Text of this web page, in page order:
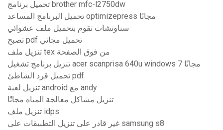
تحميل برنامج brother mfc-l2750dw
تحميل البرنامج المساعد optimizepress مجانًا
سناوتشات تقوم بتحميل ملف عشوائي
تصبح pdf تحميل مجاني
تنزيل ملف tex من فوق الصفحة
تنزيل برنامج تشغيل acer scanprisa 640u windows 7 مجانًا
تحميل قرد الشاطئ pdf
تنزيل لعبة android مع andy
تنزيل مشاكل معالجة المياه مجانًا
تنزيل ملف idps
غير قادر على تنزيل التطبيقات على samsung s8